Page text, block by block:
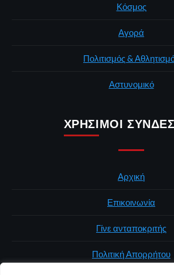
Κόσμος
Αγορά
Πολιτισμός &
Αστυνομικό
ΧΡΉΣΙΜΟΙ
Αρχική
Επικοινωνία
Γίνε ανταποκριτής
Πολιτική Απορρήτου